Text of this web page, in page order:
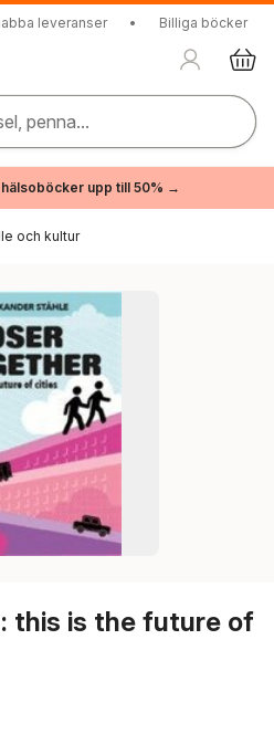
leveranser • Billiga böcker
penna...
hälsoböcker upp till 50% →
och kultur
this is the future of